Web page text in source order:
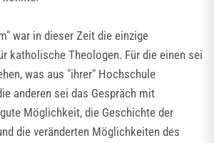
war in dieser Zeit die einzige
katholische Theologen. Für die einen sei
was aus "ihrer" Hochschule
anderen sei das Gespräch mit
Möglichkeit, die Geschichte der
die veränderten Möglichkeiten des